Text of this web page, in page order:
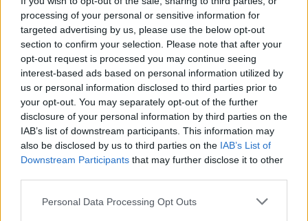
processing of your personal or sensitive information for
targeted advertising by us, please use the below opt-out
section to confirm your selection. Please note that after your
opt-out request is processed you may continue seeing
interest-based ads based on personal information utilized by
us or personal information disclosed to third parties prior to
your opt-out. You may separately opt-out of the further
disclosure of your personal information by third parties on the
IAB’s list of downstream participants. This information may
also be disclosed by us to third parties on the IAB’s List of
Downstream Participants that may further disclose it to other
Personal Data Processing Opt Outs
momentos de freestyle. No sábado, os treinos livres e
cronometrados dão ritmo ao dia, seguidos das
qualificações de MX2 e MXGP e das corridas das
classes europeias. Já no domingo, tudo culmina com
as corridas principais de MX2 e MXGP, as
cerimónias de pódio e mais um espetáculo de
freestyle, sempre acompanhados pela energia do
festival de música.
https://mxgpportugal.com/programas/horario/